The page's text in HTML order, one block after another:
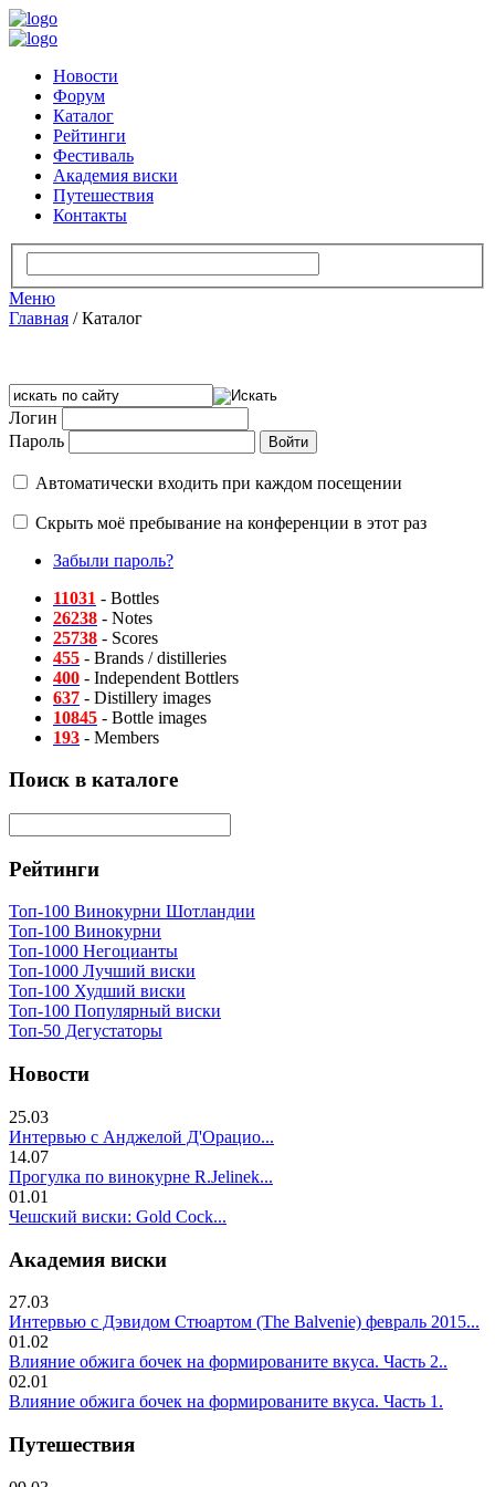
Новости
Форум
Каталог
Рейтинги
Фестиваль
Академия виски
Путешествия
Контакты
Меню
Главная /Каталог
Логин
Пароль
Автоматически входить при каждом посещении
Скрыть моё пребывание на конференции в этот раз
Забыли пароль?
11031 - Bottles
26238 - Notes
25738 - Scores
455 - Brands / distilleries
400 - Independent Bottlers
637 - Distillery images
10845 - Bottle images
193 - Members
Поиск в каталоге
Рейтинги
Топ-100 Винокурни Шотландии
Топ-100 Винокурни
Топ-1000 Негоцианты
Топ-1000 Лучший виски
Топ-100 Худший виски
Топ-100 Популярный виски
Топ-50 Дегустаторы
Новости
25.03
Интервью с Анджелой Д'Орацио...
14.07
Прогулка по винокурне R.Jelinek...
01.01
Чешский виски: Gold Cock...
Академия виски
27.03
Интервью с Дэвидом Стюартом (The Balvenie) февраль 2015...
01.02
Влияние обжига бочек на формированите вкуса. Часть 2..
02.01
Влияние обжига бочек на формированите вкуса. Часть 1.
Путешествия